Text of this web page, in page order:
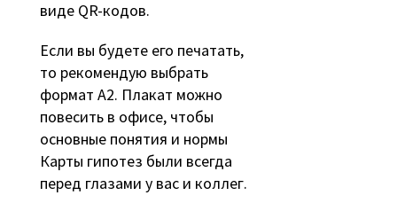
виде QR-кодов.
Если вы будете его печатать,
то рекомендую выбрать
формат А2. Плакат можно
повесить в офисе, чтобы
основные понятия и нормы
Карты гипотез были всегда
перед глазами у вас и коллег.